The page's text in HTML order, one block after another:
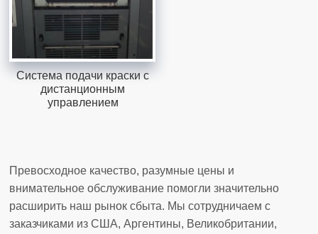
Система подачи краски с
дистанционным
управлением
Превосходное качество, разумные цены и
внимательное обслуживание помогли значительно
расширить наш рынок сбыта. Мы сотрудничаем с
заказчиками из США, Аргентины, Великобритании,